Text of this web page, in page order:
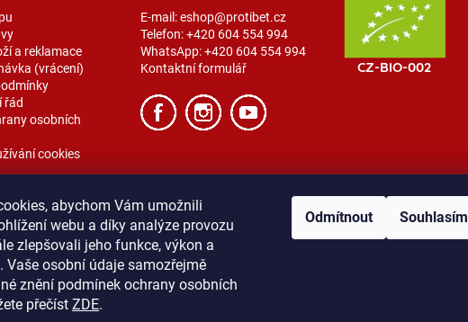
abychom Vám umožnili
webu a díky analýze provozu
zlepšovali jeho funkce, výkon a
Vaše osobní údaje samozřejmě
znění podmínek ochrany osobních
přečíst ZDE.
Odmítnout Souhlasím
a reklamace
(vrácení)
řád
osobních
cookies
E-mail:eshop@protibet.cz
Telefon:+420 604 554 994
WhatsApp:+420 604 554 994
Kontaktní formulář
Vše o nákupu Obchodní podmínky